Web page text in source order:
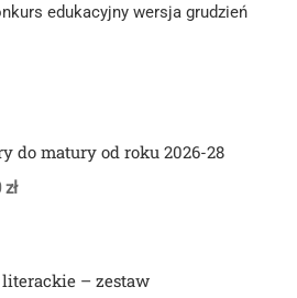
edukacyjny wersja grudzień
do matury od roku 2026-28
– zestaw